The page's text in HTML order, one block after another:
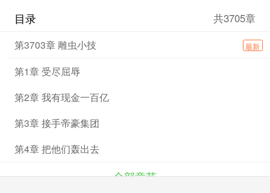
声 “爷”。
目录 共3705章
第3703章 雕虫小技 最新
第1章 受尽屈辱
第2章 我有现金一百亿
第3章 接手帝豪集团
第4章 把他们轰出去
全部章节